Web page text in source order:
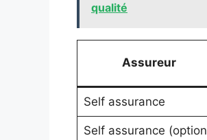
qualité
Assureur
Self assurance
Self assurance (option